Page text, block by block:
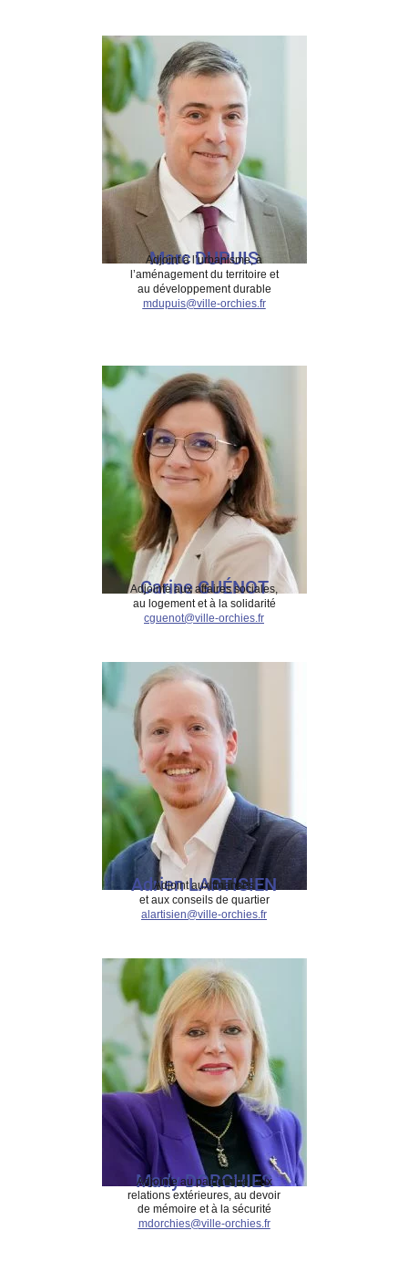
Marc DUPUIS
Adjoint à l’urbanisme, à
l’aménagement du territoire et
au développement durable
mdupuis@ville-orchies.fr
Carine GUÉNOT
Adjointe aux affaires sociales,
au logement et à la solidarité
cguenot@ville-orchies.fr
Adrien LARTISIEN
Adjoint aux finances
et aux conseils de quartier
alartisien@ville-orchies.fr
Mady DORCHIES
Adjointe au patrimoine, aux
relations extérieures, au devoir
de mémoire et à la sécurité
mdorchies@ville-orchies.fr